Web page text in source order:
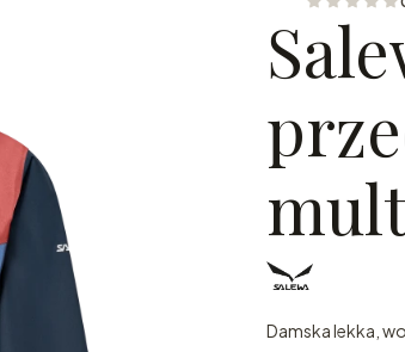
Damska lekka,